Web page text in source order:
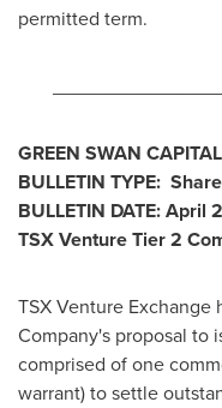
permitted term.
GREEN SWAN
BULLETIN TYPE:
BULLETIN DATE:April
TSX Venture Tier 2
TSX Venture
Company's proposal to
comprised of one
warrant) to settle